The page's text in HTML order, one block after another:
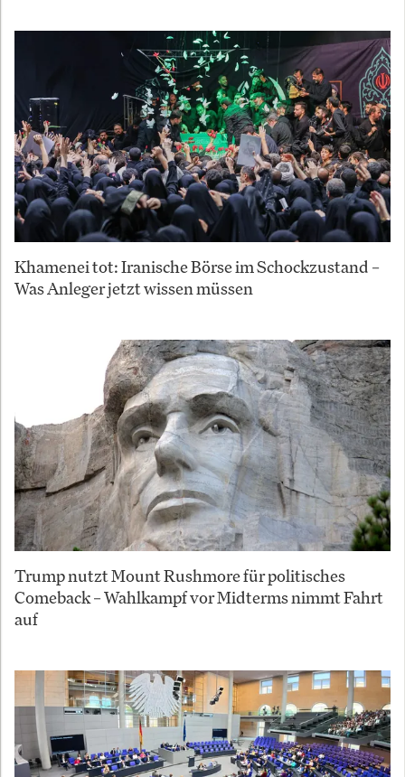
Khamenei tot: Iranische Börse im Schockzustand –
Was Anleger jetzt wissen müssen
Trump nutzt Mount Rushmore für politisches
Comeback – Wahlkampf vor Midterms nimmt Fahrt
auf